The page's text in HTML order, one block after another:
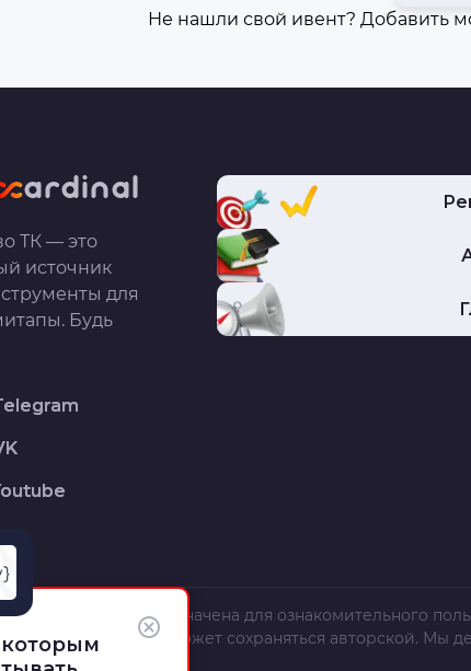
Не нашли свой ивент? Добавить
ТК — это
источник
для
Будь
на сайте предназначена для ознакомительного
и пунктуация может сохраняться авторской.
которым